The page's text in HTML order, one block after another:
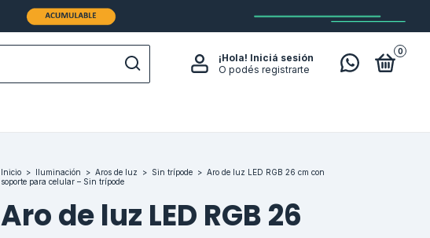
¡Hola! Iniciá sesión
O podés registrarte
0
Inicio > Iluminación > Aros de luz > Sin trípode > Aro de luz LED RGB 26 cm con
soporte para celular – Sin trípode
Aro de luz LED RGB 26